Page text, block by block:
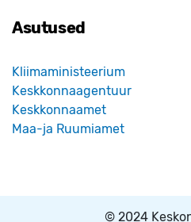
Asutused
Kliimaministeerium
Keskkonnaagentuur
Keskkonnaamet
Maa-ja Ruumiamet
© 2024